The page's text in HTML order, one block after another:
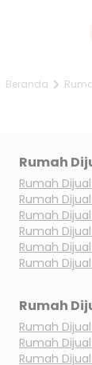
Beranda
Rumah
Rumah
Rumah
Rumah
Rumah
Rumah
Rumah
Rumah
Rumah
Rumah
Rumah